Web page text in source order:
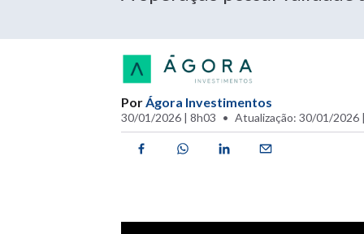
PorÁgora Investimentos
30/01/2026 | 8h03 Atualização: 30/01/2026